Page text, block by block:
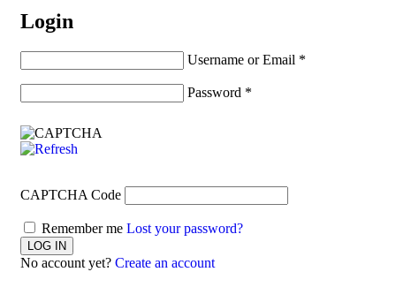
Login
Username or Email *
Password *
CAPTCHA Code
Remember me Lost your password?
No account yet? Create an account